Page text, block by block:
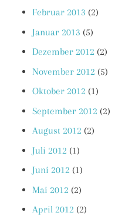
Februar 2013 (2)
Januar 2013 (5)
Dezember 2012 (2)
November 2012 (5)
Oktober 2012 (1)
September 2012 (2)
August 2012 (2)
Juli 2012 (1)
Juni 2012 (1)
Mai 2012 (2)
April 2012 (2)